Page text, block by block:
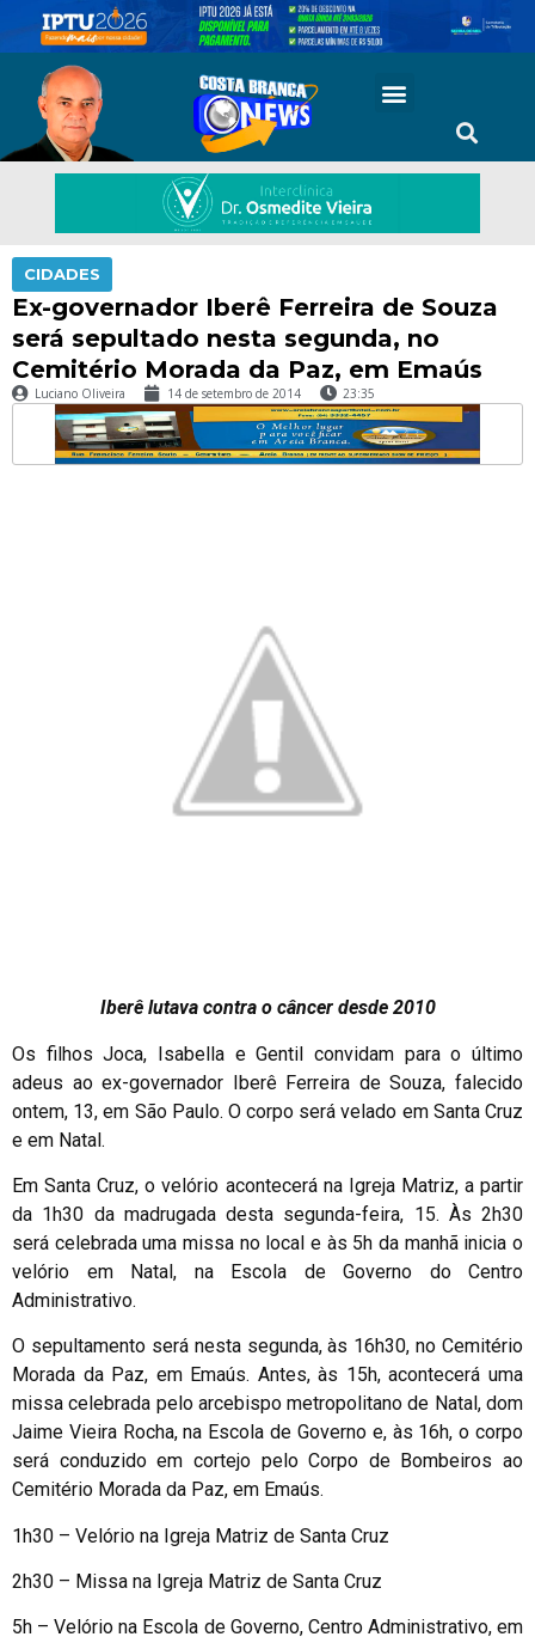
CIDADES
Ex-governador Iberê Ferreira de Souza
será sepultado nesta segunda, no
Cemitério Morada da Paz, em Emaús
Luciano Oliveira 14 de setembro de 2014 23:35
Iberê lutava contra o câncer desde 2010
Os filhos Joca, Isabella e Gentil convidam para o último
adeus ao ex-governador Iberê Ferreira de Souza, falecido
ontem, 13, em São Paulo. O corpo será velado em Santa Cruz
e em Natal.
Em Santa Cruz, o velório acontecerá na Igreja Matriz, a partir
da 1h30 da madrugada desta segunda-feira, 15. Às 2h30
será celebrada uma missa no local e às 5h da manhã inicia o
velório em Natal, na Escola de Governo do Centro
Administrativo.
O sepultamento será nesta segunda, às 16h30, no Cemitério
Morada da Paz, em Emaús. Antes, às 15h, acontecerá uma
missa celebrada pelo arcebispo metropolitano de Natal, dom
Jaime Vieira Rocha, na Escola de Governo e, às 16h, o corpo
será conduzido em cortejo pelo Corpo de Bombeiros ao
Cemitério Morada da Paz, em Emaús.
1h30 – Velório na Igreja Matriz de Santa Cruz
2h30 – Missa na Igreja Matriz de Santa Cruz
5h – Velório na Escola de Governo, Centro Administrativo, em